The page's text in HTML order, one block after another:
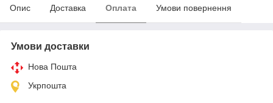
Опис Доставка Оплата Умови повернення
Умови доставки
Нова Пошта
Укрпошта